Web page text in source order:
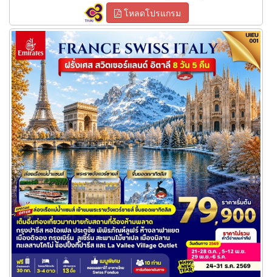
โหลดโปรแกรม
ทัวร์ยุโรป France Swiss Italy 8 Days